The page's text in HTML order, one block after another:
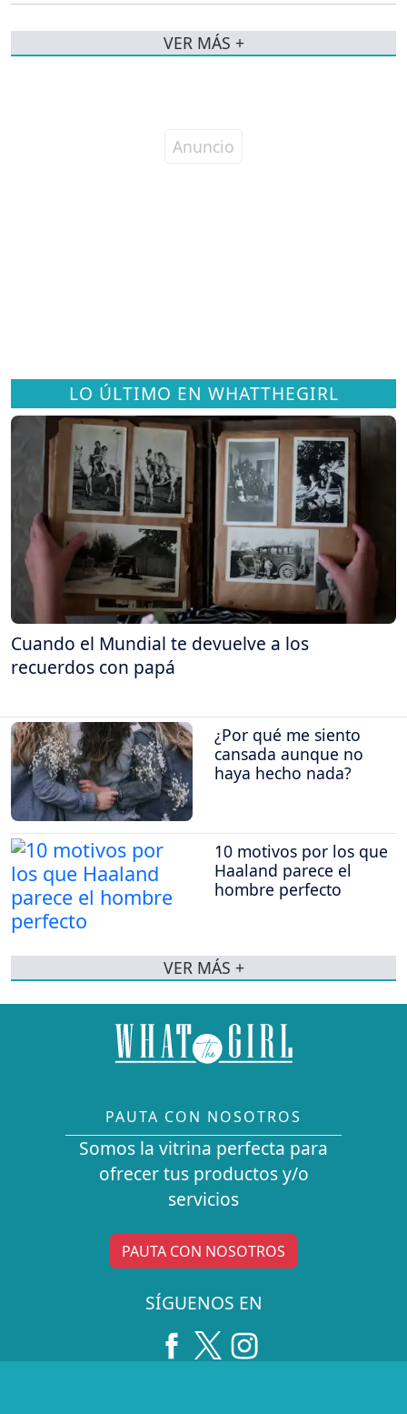
LO ÚLTIMO EN WHATTHEGIRL
Cuando el Mundial te devuelve a los
recuerdos con papá
¿Por qué me siento
cansada aunque no
haya hecho nada?
10 motivos por los que
Haaland parece el
hombre perfecto
VER MÁS +
VER MÁS +
PAUTA CON NOSOTROS
Somos la vitrina perfecta para
ofrecer tus productos y/o
servicios
PAUTA CON NOSOTROS
SÍGUENOS EN